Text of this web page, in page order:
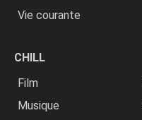
Vie courante
CHILL
Film
Musique